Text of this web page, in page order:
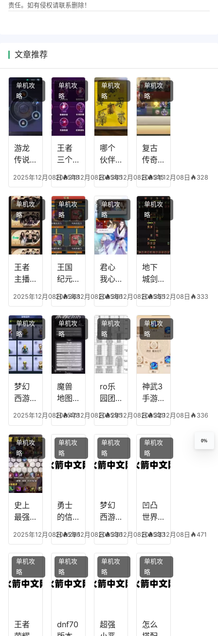
责任。如有侵权请联系删除！
文章推荐
游龙
传说
能，
游龙
传说
多少
级能
挖矿
2025年12月08日 318
单机攻
略
王者
三个
加
点，
王者
技能
可以
放三
个是
什么
模式
2025年12月08日 365
单机攻
略
哪个
伙伴
心符
技
能，
失心
符命
中后
附加
五雷
2025年12月08日 315
单机攻
略
复古
传奇
平民
搭配
阵
容，
复古
传奇
英雄
版哪
个组
合平
2025年12月08日 328
单机攻
略
王者
主播
阵容
搭
配，
王者
最强
的主
播
2025年12月08日 368
单机攻
略
王国
纪元
搭
配，
王国
纪元
最强
2025年12月08日 366
单机攻
略
君心
我心
宫攻
略，
君心
我心
剧情
文本
2025年12月08日 355
单机攻
略
地下
城剑
能加
点
图，
地下
城剑
神用
什么
装备
2025年12月08日 333
单机攻
略
梦幻
西游
凡，
梦幻
十二
生肖
2025年12月08日 478
单机攻
略
魔兽
地图
任务
攻
略，
魔兽
世界
2025年12月08日 295
单机攻
略
ro乐
园团
附
魔，
乐园
团装
备任
2025年12月08日 329
单机攻
略
神武3
手游
辅助
技能
加
点，
神武
龙宫
怎么
2025年12月08日 336
单机攻
略
史上
最强
容搭
配，
最强
法师
2025年12月08日 296
单机攻
略
勇士
的信
物技
能，
勇士
的信
仰宠
个好
2025年12月08日 336
单机攻
略
梦幻
西游
炼丹
炉攻
略，
梦幻
西游
炉攻
略图
2025年12月08日 333
单机攻
略
凹凸
世界
全部
阵容
搭
配，
凹凸
阵容
搭配
2025年12月08日 471
单机攻
略
王者
单机攻
略
dnf70
单机攻
略
超强
单机攻
略
怎么
单机攻
略
0%